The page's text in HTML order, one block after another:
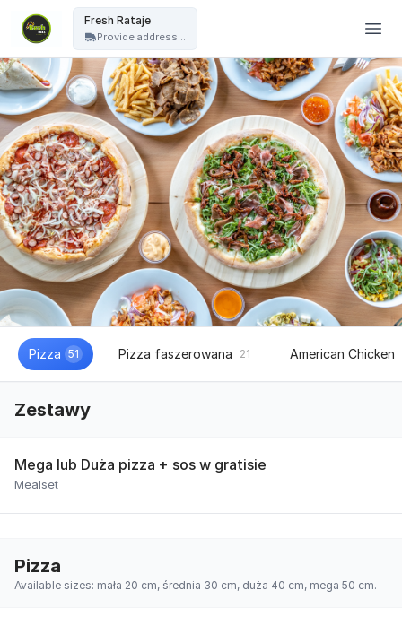
Fresh Rataje
Provide address...
Pizza 51 Pizza faszerowana 21 American Chicken
Zestawy
Mega lub Duża pizza + sos w gratisie
Mealset
Pizza
Available sizes: mała 20 cm, średnia 30 cm, duża 40 cm, mega 50 cm.